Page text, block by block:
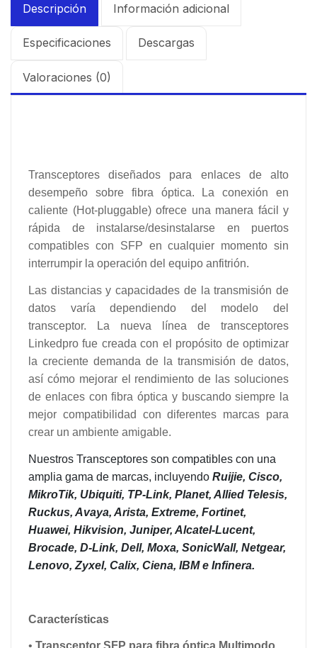
Descripción Información adicional
Especificaciones Descargas
Valoraciones (0)
Transceptores diseñados para enlaces de alto
desempeño sobre fibra óptica. La conexión en
caliente (Hot-pluggable) ofrece una manera fácil y
rápida de instalarse/desinstalarse en puertos
compatibles con SFP en cualquier momento sin
interrumpir la operación del equipo anfitrión.
Las distancias y capacidades de la transmisión de
datos varía dependiendo del modelo del
transceptor. La nueva línea de transceptores
Linkedpro fue creada con el propósito de optimizar
la creciente demanda de la transmisión de datos,
así cómo mejorar el rendimiento de las soluciones
de enlaces con fibra óptica y buscando siempre la
mejor compatibilidad con diferentes marcas para
crear un ambiente amigable.
Nuestros Transceptores son compatibles con una
amplia gama de marcas, incluyendo Ruijie, Cisco,
MikroTik, Ubiquiti, TP-Link, Planet, Allied Telesis,
Ruckus, Avaya, Arista, Extreme, Fortinet,
Huawei, Hikvision, Juniper, Alcatel-Lucent,
Brocade, D-Link, Dell, Moxa, SonicWall, Netgear,
Lenovo, Zyxel, Calix, Ciena, IBM e Infinera.
Características